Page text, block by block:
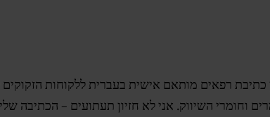
רפאים מותאם אישית בעברית ללקוחות
וחומרי השיווק. אני לא חזיון תעתועים – הכתיבה